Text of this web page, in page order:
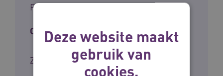
Praktijk
Ontwikkelaar
Zorg voor Beter
Deze website maakt
gebruik van
cookies.